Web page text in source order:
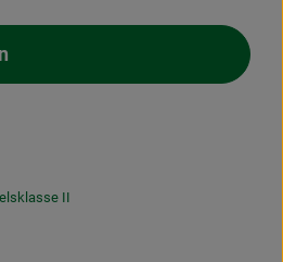
Warenkorb hinzufügen
II